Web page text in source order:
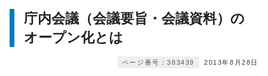
庁内会議（会議要旨・会議資料）の
オープン化とは
2013年8月28日
ページ番号：383439